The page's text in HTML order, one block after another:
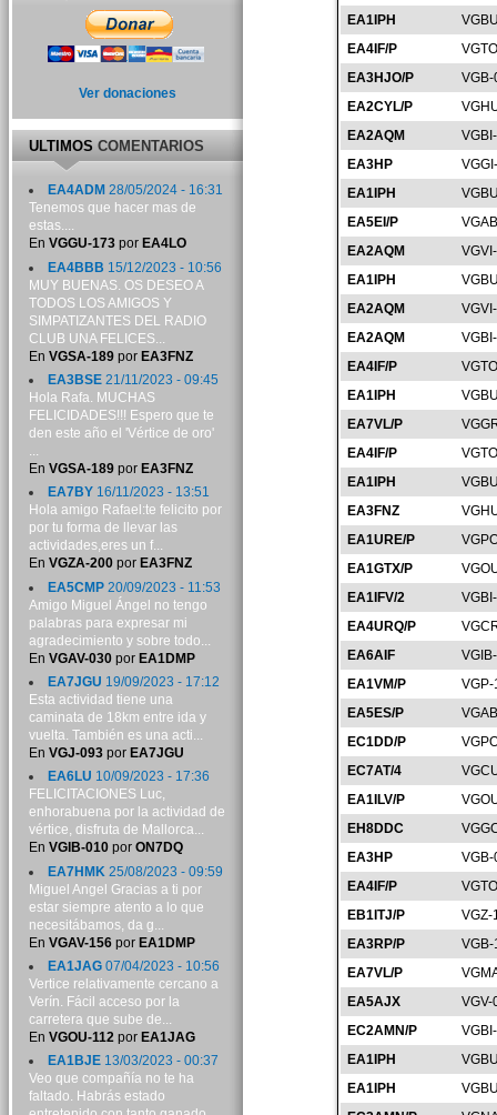
EA1IPH
EA4IF/P
EA3HJO/P
EA2CYL/P
EA2AQM
EA3HP
EA1IPH
EA5EI/P
EA2AQM
EA1IPH
EA2AQM
EA2AQM
EA4IF/P
EA1IPH
EA7VL/P
EA4IF/P
EA1IPH
EA3FNZ
EA1URE/P
EA1GTX/P
EA1IFV/2
EA4URQ/P
EA6AIF
EA1VM/P
VGP-
EA5ES/P
EC1DD/P
EC7AT/4
EA1ILV/P
EH8DDC
EA3HP
EA4IF/P
EB1ITJ/P
VGZ-
EA3RP/P
EA7VL/P
EA5AJX
VGV-
EC2AMN/P
EA1IPH
EA1IPH
Ver donaciones
ULTIMOSCOMENTARIOS
EA4ADM 28/05/2024 - 16:31
Tenemos que hacer mas de
estas....
En VGGU-173por EA4LO
EA4BBB 15/12/2023 - 10:56
MUY BUENAS. OS DESEO A
TODOS LOS AMIGOS Y
SIMPATIZANTES DEL RADIO
CLUB UNA FELICES...
En VGSA-189por EA3FNZ
EA3BSE21/11/2023 - 09:45
Hola Rafa. MUCHAS
FELICIDADES!!! Espero que te
den este año el 'Vértice de oro'
...
En VGSA-189por EA3FNZ
EA7BY16/11/2023 - 13:51
Hola amigo Rafael:te felicito por
por tu forma de llevar las
actividades,eres un f...
En VGZA-200por EA3FNZ
EA5CMP20/09/2023 - 11:53
Amigo Miguel Ángel no tengo
palabras para expresar mi
agradecimiento y sobre todo...
En VGAV-030por EA1DMP
EA7JGU 19/09/2023 - 17:12
Esta actividad tiene una
caminata de 18km entre ida y
vuelta. También es una acti...
En VGJ-093por EA7JGU
EA6LU 10/09/2023 - 17:36
FELICITACIONES Luc,
enhorabuena por la actividad de
vértice, disfruta de Mallorca...
En VGIB-010por ON7DQ
EA7HMK 25/08/2023 - 09:59
Miguel Angel Gracias a ti por
estar siempre atento a lo que
necesitábamos, da g...
En VGAV-156por EA1DMP
EA1JAG07/04/2023 - 10:56
Vertice relativamente cercano a
Verín. Fácil acceso por la
carretera que sube de...
En VGOU-112por EA1JAG
EA1BJE13/03/2023 - 00:37
Veo que compañía no te ha
faltado. Habrás estado